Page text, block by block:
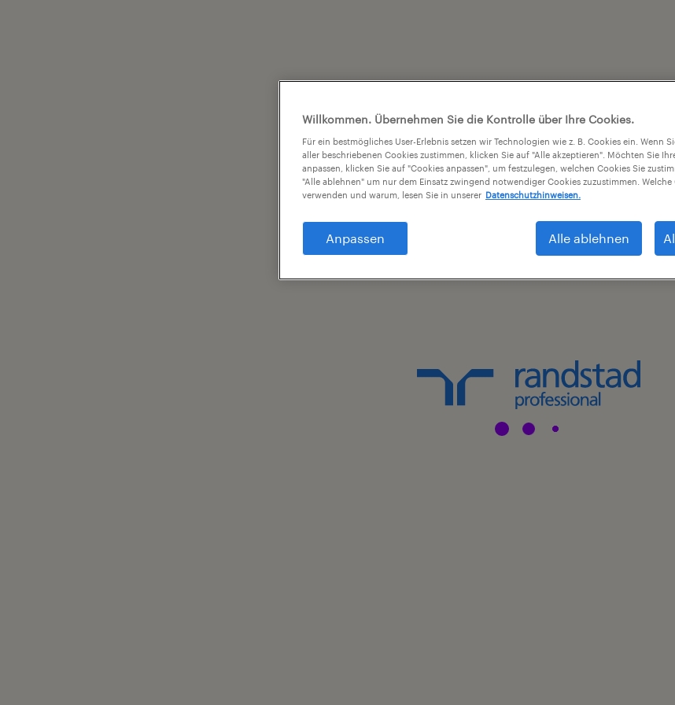
Willkommen. Übernehmen Sie die Kontrolle über Ihre Cookies.
Für ein bestmögliches User-Erlebnis setzen wir Technologien wie z. B. Cookies ein. Wenn
aller beschriebenen Cookies zustimmen, klicken Sie auf "Alle akzeptieren". Möchten Sie
anpassen, klicken Sie auf "Cookies anpassen", um festzulegen, welchen Cookies Sie
"Alle ablehnen" um nur dem Einsatz zwingend notwendiger Cookies zuzustimmen. Welche
verwenden und warum, lesen Sie in unserer Datenschutzhinweisen.
Anpassen Alle ablehnen